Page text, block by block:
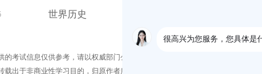
世界历史
考试信息仅供参考，请以权威部门公布的正式信息为准。
出于非商业性学习目的，归原作者所有。如您对内容、版 权等问题存在异议请